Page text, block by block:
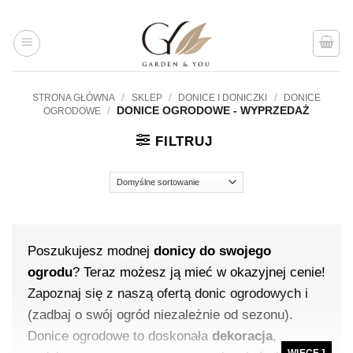
treści
STRONA GŁÓWNA / SKLEP / DONICE I DONICZKI /
DONICE
OGRODOWE / DONICE OGRODOWE - WYPRZEDAŻ
FILTRUJ
Poszukujesz modnej donicy do swojego
ogrodu? Teraz możesz ją mieć w okazyjnej cenie!
Zapoznaj się z naszą ofertą donic ogrodowych i
(zadbaj o swój ogród niezależnie od sezonu).
Donice ogrodowe to doskonała dekoracja,